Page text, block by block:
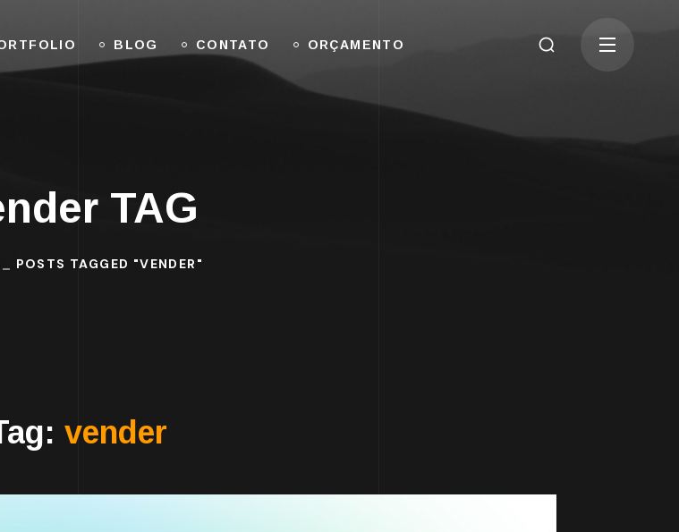
BLOG CONTATO ORÇAMENTO
TAG
POSTS TAGGED "VENDER"
vender